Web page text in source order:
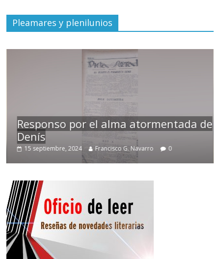
Pleamares y plenilunios
Responso por el alma atormentada de
Denís
15 septiembre, 2024 Francisco G. Navarro 0